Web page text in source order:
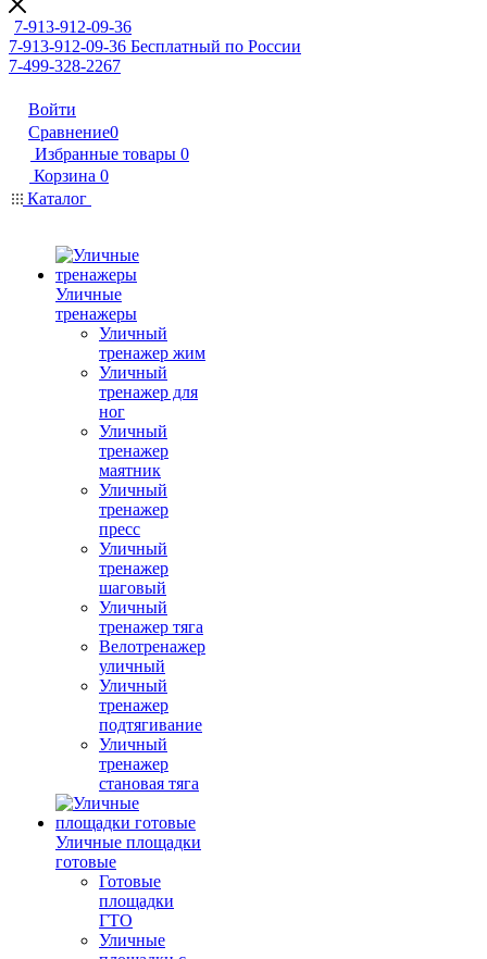
7-913-912-09-36
7-913-912-09-36 Бесплатный по России
7-499-328-2267
Войти
Сравнение0
Избранные товары 0
Корзина 0
Каталог
Уличные
тренажеры
Уличный
тренажер жим
Уличный
тренажер для
ног
Уличный
тренажер
маятник
Уличный
тренажер
пресс
Уличный
тренажер
шаговый
Уличный
тренажер тяга
Велотренажер
уличный
Уличный
тренажер
подтягивание
Уличный
тренажер
становая тяга
Уличные площадки
готовые
Готовые
площадки
ГТО
Уличные